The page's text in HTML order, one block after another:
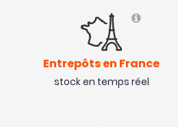
Entrepôts en France
stock en temps réel